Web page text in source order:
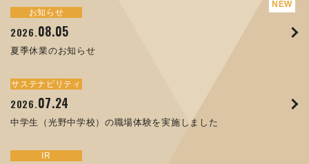
お知らせ
2026.08.05
夏季休業のお知らせ
サステナビリティ
2026.07.24
中学生（光野中学校）の職場体験を実施しました
IR
お知らせ
2025.11.17
コラムを更新しました：MECT2025(メカトロテックジャパ
お知らせ
2025. 09.02
トピックス
2026.04.17
ORANGE NEWS Vol. 013を掲載しました
トピックス
2025.10.01
高松流技Vol.25を掲載しました
トピックス
イベント
2025.08.29
MECT 2025 出展のご案内 ※終了しました
イベント
2025.04.16
MEX金沢2025 出展のご案内 ※終了しました
イベント
IR
2026.07.22
譲渡制限付株式報酬としての自己株式の処分の割当完了に関
IR
2026. 07.07
サステナビリティ
2026.06.12
人材戦略を策定しました
サステナビリティ
2026.03.26
「健康経営優良法人２０２６（大規模法人部門）」に認定さ